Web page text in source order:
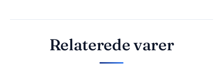
Relaterede varer